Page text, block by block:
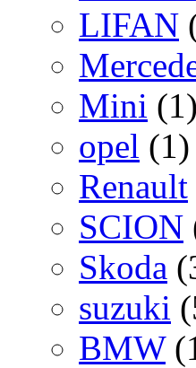
LIFAN
Mini (1)
opel (1)
Renault
SCION
Skoda
suzuki
BMW